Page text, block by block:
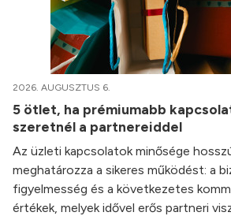
2026. AUGUSZTUS 6.
5 ötlet, ha prémiumabb
szeretnél a partnereiddel
Az üzleti kapcsolatok minősége
meghatározza a sikeres működést: a
figyelmesség és a következetes
értékek, melyek idővel erős partneri